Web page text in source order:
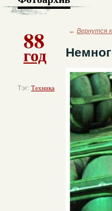
88
год
Тэг: Техника
← Вернутся